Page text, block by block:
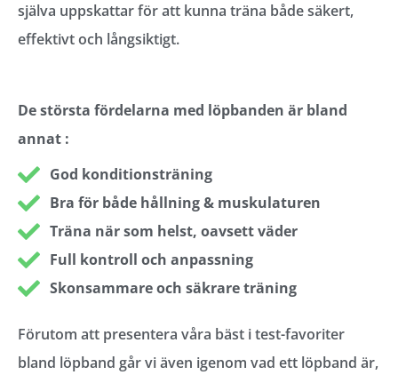
själva uppskattar för att kunna träna både säkert,
effektivt och långsiktigt.
De största fördelarna med löpbanden är bland
annat :
God konditionsträning
Bra för både hållning & muskulaturen
Träna när som helst, oavsett väder
Full kontroll och anpassning
Skonsammare och säkrare träning
Förutom att presentera våra bäst i test-favoriter
bland löpband går vi även igenom vad ett löpband är,